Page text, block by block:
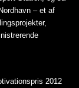
– et af
2012